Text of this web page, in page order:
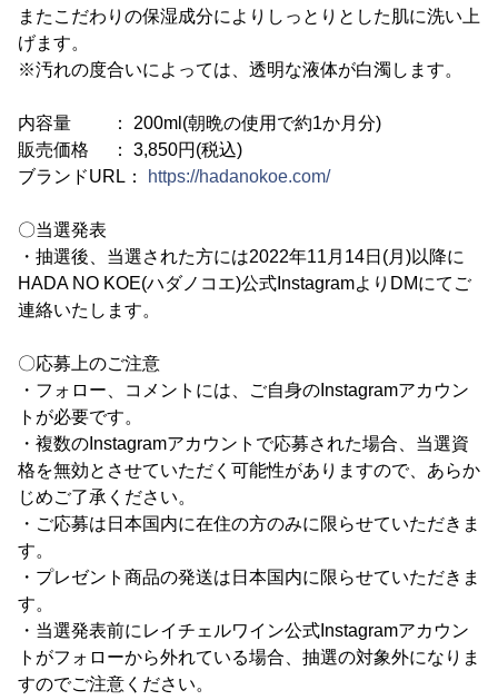
またこだわりの保湿成分によりしっとりとした肌に洗い上
げます。
※汚れの度合いによっては、透明な液体が白濁します。
内容量 ： 200ml(朝晩の使用で約1か月分)
販売価格 ： 3,850円(税込)
ブランドURL：
https://hadanokoe.com/
〇当選発表
・抽選後、当選された方には2022年11月14日(月)以降に
HADA NO KOE(ハダノコエ)公式InstagramよりDMにてご
連絡いたします。
〇応募上のご注意
・フォロー、コメントには、ご自身のInstagramアカウン
トが必要です。
・複数のInstagramアカウントで応募された場合、当選資
格を無効とさせていただく可能性がありますので、あらか
じめご了承ください。
・ご応募は日本国内に在住の方のみに限らせていただきま
す。
・プレゼント商品の発送は日本国内に限らせていただきま
す。
・当選発表前にレイチェルワイン公式Instagramアカウン
トがフォローから外れている場合、抽選の対象外になりま
すのでご注意ください。